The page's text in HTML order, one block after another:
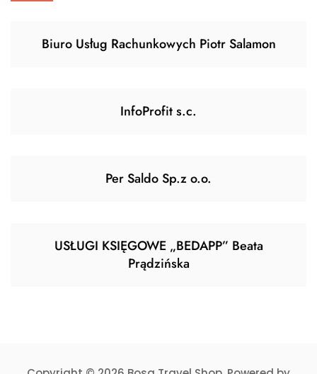
Biuro Usług Rachunkowych Piotr Salamon
InfoProfit s.c.
Per Saldo Sp.z o.o.
USŁUGI KSIĘGOWE „BEDAPP” Beata
Prądzińska